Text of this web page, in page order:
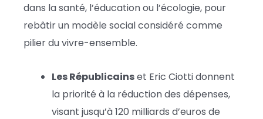
dans la santé, l’éducation ou l’écologie, pour
rebâtir un modèle social considéré comme
pilier du vivre-ensemble.
Les Républicainset Eric Ciotti donnent
la priorité à la réduction des dépenses,
visant jusqu’à 120 milliards d’euros de